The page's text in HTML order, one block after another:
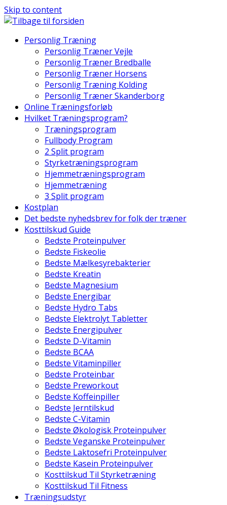
Skip to content
Personlig Træning
Personlig Træner Vejle
Personlig Træner Bredballe
Personlig Træner Horsens
Personlig Træning Kolding
Personlig Træner Skanderborg
Online Træningsforløb
Hvilket Træningsprogram?
Træningsprogram
Fullbody Program
2 Split program
Styrketræningsprogram
Hjemmetræningsprogram
Hjemmetræning
3 Split program
Kostplan
Det bedste nyhedsbrev for folk der træner
Kosttilskud Guide
Bedste Proteinpulver
Bedste Fiskeolie
Bedste Mælkesyrebakterier
Bedste Kreatin
Bedste Magnesium
Bedste Energibar
Bedste Hydro Tabs
Bedste Elektrolyt Tabletter
Bedste Energipulver
Bedste D-Vitamin
Bedste BCAA
Bedste Vitaminpiller
Bedste Proteinbar
Bedste Preworkout
Bedste Koffeinpiller
Bedste Jerntilskud
Bedste C-Vitamin
Bedste Økologisk Proteinpulver
Bedste Veganske Proteinpulver
Bedste Laktosefri Proteinpulver
Bedste Kasein Proteinpulver
Kosttilskud Til Styrketræning
Kosttilskud Til Fitness
Træningsudstyr